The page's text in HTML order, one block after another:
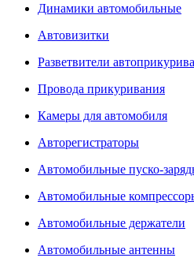
Динамики автомобильные
Автовизитки
Разветвители
Провода прикуривания
Камеры для автомобиля
Авторегистраторы
Автомобильные пуско-
Автомобильные
Автомобильные держатели
Автомобильные антенны